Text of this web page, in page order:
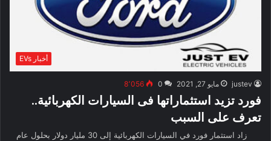
أخبار EVs
justev مايو 27, 2021 0 8٬056
فورد تزيد استثماراتها فى السيارات الكهربائية..
تعرف على السبب
زاد استثمار فورد في السيارات الكهربائية إلى 30 مليار دولار بحلول عام